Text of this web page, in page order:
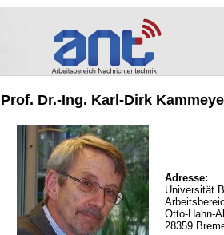
Prof. Dr.-Ing. Karl-Dirk
Adresse:
Universität
Otto-Hahn-
28359